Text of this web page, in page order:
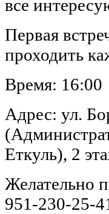
все
Первая
проходить
Время: 16:00
Адрес: ул.
Еткуль), 2
Желательно
951-230-25-